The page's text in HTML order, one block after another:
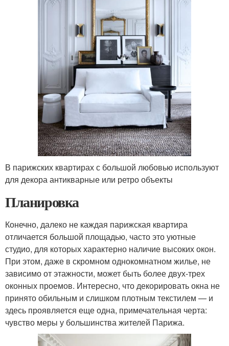
В парижских квартирах с большой любовью используют
для декора антикварные или ретро объекты
Планировка
Конечно, далеко не каждая парижская квартира
отличается большой площадью, часто это уютные
студио, для которых характерно наличие высоких окон.
При этом, даже в скромном однокомнатном жилье, не
зависимо от этажности, может быть более двух-трех
оконных проемов. Интересно, что декорировать окна не
принято обильным и слишком плотным текстилем — и
здесь проявляется еще одна, примечательная черта:
чувство меры у большинства жителей Парижа.